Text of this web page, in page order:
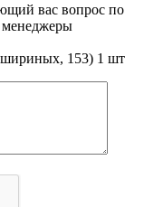
вас вопрос по
менеджеры
153) 1 шт